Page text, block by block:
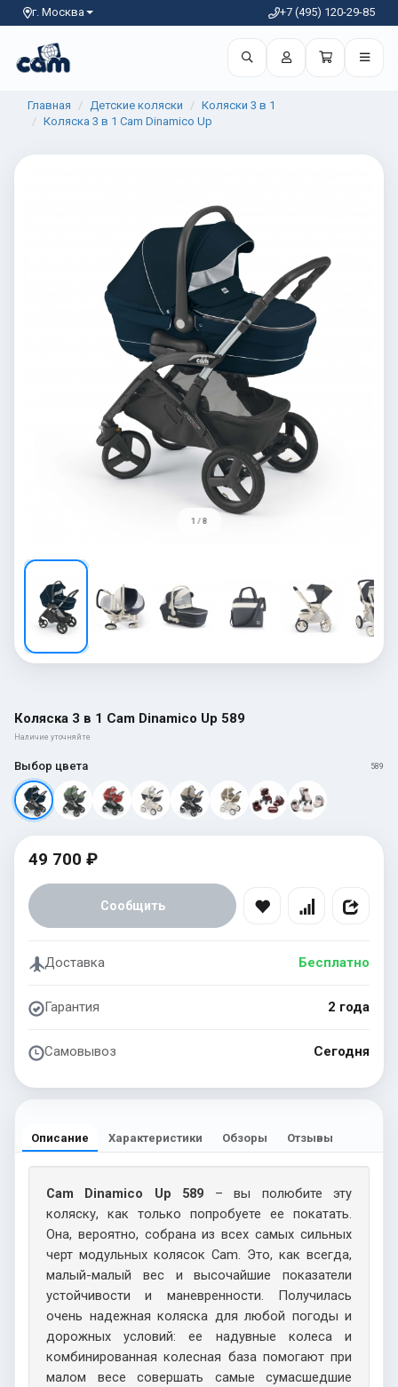
г. Москва +7 (495) 120-29-85
Главная Детские коляски
Коляски 3 в 1
Коляска 3 в 1 Cam Dinamico Up
1 / 8
Коляска 3 в 1 Cam Dinamico Up 589
Наличие уточняйте
Выбор цвета 589
49 700 ₽
Сообщить
Доставка Бесплатно
Гарантия 2 года
Самовывоз Сегодня
Описание Характеристики Обзоры Отзывы
Cam Dinamico Up 589 – вы полюбите эту
коляску, как только попробуете ее покатать.
Она, вероятно, собрана из всех самых сильных
черт модульных колясок Cam. Это, как всегда,
малый-малый вес и высочайшие показатели
устойчивости и маневренности. Получилась
очень надежная коляска для любой погоды и
дорожных условий: ее надувные колеса и
комбинированная колесная база помогают при
малом весе совершать самые сумасшедшие